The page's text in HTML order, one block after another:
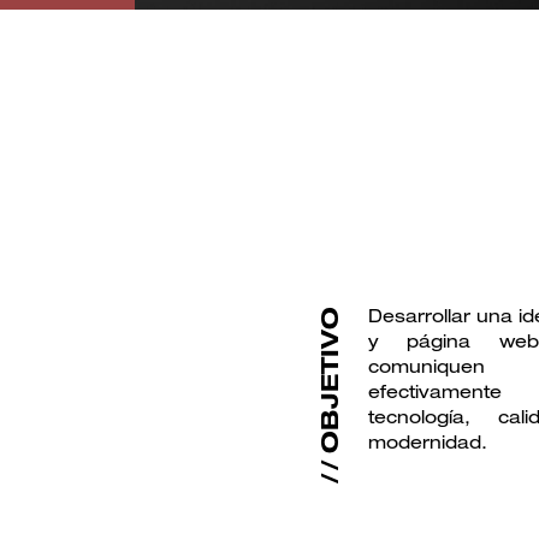
OBJETIVO
Desarrollar una
y página
comuniquen
efectivamente
tecnología,
modernidad.